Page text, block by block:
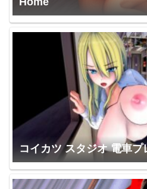
コイカツ スタジオ 電車プ